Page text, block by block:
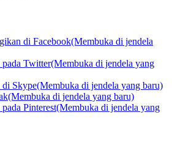
di Facebook(Membuka di jendela
Twitter(Membuka di jendela yang
Skype(Membuka di jendela yang baru)
di jendela yang baru)
Pinterest(Membuka di jendela yang